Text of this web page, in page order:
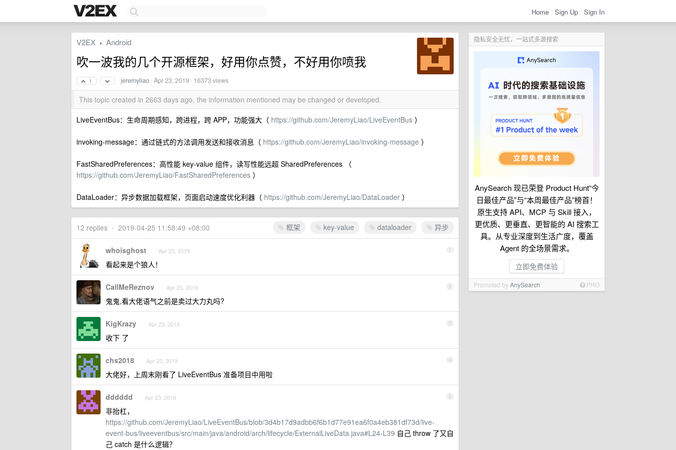
Home Sign Up Sign In
隐私安全无忧，一站式多源搜索
AnySearch 现已荣登 Product Hunt“今
日最佳产品”与“本周最佳产品”榜首！
原生支持 API、MCP 与 Skill 接入，
更优质、更垂直、更智能的 AI 搜索工
具。从专业深度到生活广度，覆盖
Agent 的全场景需求。
立即免费体验
Promoted byAnySearch PRO
V2EX › Android
吹一波我的几个开源框架，好用你点赞，不好用你喷我
1 jeremyliao ·Apr 23, 2019 · 16373 views
This topic created in 2663 days ago, the information mentioned may be changed or developed.
LiveEventBus：生命周期感知，跨进程，跨 APP，功能强大（ https://github.com/JeremyLiao/LiveEventBus ）
invoking-message：通过链式的方法调用发送和接收消息（ https://github.com/JeremyLiao/invoking-message ）
FastSharedPreferences：高性能 key-value 组件，读写性能远超 SharedPreferences （
https://github.com/JeremyLiao/FastSharedPreferences ）
DataLoader：异步数据加载框架，页面启动速度优化利器（ https://github.com/JeremyLiao/DataLoader ）
框架 key-value dataloader 异步
12 replies • 2019-04-25 11:58:49 +08:00
1
whoisghost Apr 23, 2019
看起来是个狼人！
2
CallMeReznov Apr 23, 2019
鬼鬼,看大佬语气之前是卖过大力丸吗?
3
KigKrazy Apr 23, 2019
收下 了
4
chs2018 Apr 23, 2019
大佬好，上周末刚看了 LiveEventBus 准备项目中用啦
5
dddddd Apr 23, 2019
非抬杠，
https://github.com/JeremyLiao/LiveEventBus/blob/3d4b17d9adbb6f6b1d77e91ea6f0a4eb381df73d/live-
event-bus/liveeventbus/src/main/java/android/arch/lifecycle/ExternalLiveData.java#L24-L39 自己 throw 了又自
己 catch 是什么逻辑？